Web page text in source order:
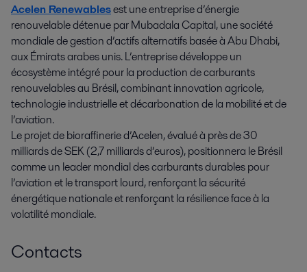
Acelen Renewablesest une entreprise d’énergie
renouvelable détenue par Mubadala Capital, une société
mondiale de gestion d’actifs alternatifs basée à Abu Dhabi,
aux Émirats arabes unis. L’entreprise développe un
écosystème intégré pour la production de carburants
renouvelables au Brésil, combinant innovation agricole,
technologie industrielle et décarbonation de la mobilité et de
l’aviation.
Le projet de bioraffinerie d’Acelen, évalué à près de 30
milliards de SEK (2,7 milliards d’euros), positionnera le Brésil
comme un leader mondial des carburants durables pour
l’aviation et le transport lourd, renforçant la sécurité
énergétique nationale et renforçant la résilience face à la
volatilité mondiale.
Contacts